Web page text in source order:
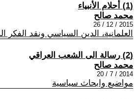
(1) أحلام الأنبياء
محمد صالح
2015 / 12 / 26
العلمانية، الدين السياسي ونقد الفكر
(2) رسالة الى الشعب العراقي
محمد صالح
2014 / 7 / 20
مواضيع وابحاث سياسية